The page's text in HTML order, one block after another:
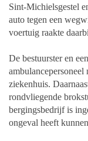
Sint-Michielsgestel
auto tegen een
voertuig raakte
De bestuurster en
ambulancepersoneel
ziekenhuis.
rondvliegende
bergingsbedrijf is
ongeval heeft